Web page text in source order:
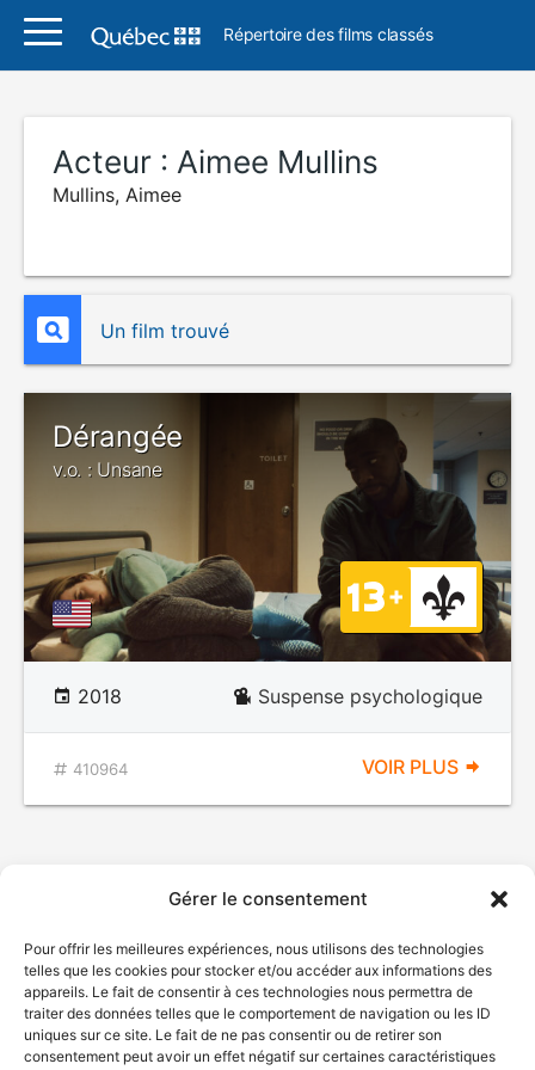
Gérer le consentement
Pour offrir les meilleures expériences, nous utilisons des technologies
telles que les cookies pour stocker et/ou accéder aux informations des
appareils. Le fait de consentir à ces technologies nous permettra de
traiter des données telles que le comportement de navigation ou les ID
uniques sur ce site. Le fait de ne pas consentir ou de retirer son
consentement peut avoir un effet négatif sur certaines caractéristiques
Répertoire des films classés
Acteur : Aimee Mullins
Mullins, Aimee
Un film trouvé
Dérangée
v.o. : Unsane
2018 Suspense psychologique
410964 VOIR PLUS